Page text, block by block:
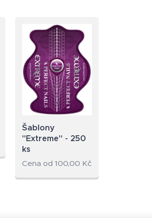
Šablony
"Extreme" - 250
ks
Cena od100,00 Kč